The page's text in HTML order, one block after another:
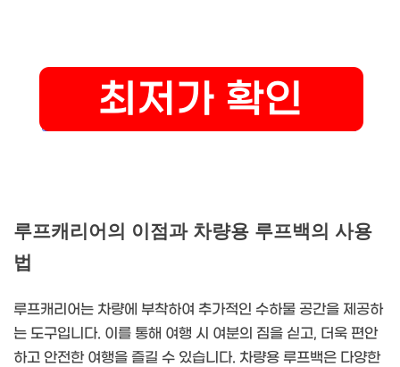
루프캐리어의 이점과 차량용 루프백의 사용
법
루프캐리어는 차량에 부착하여 추가적인 수하물 공간을 제공하
는 도구입니다. 이를 통해 여행 시 여분의 짐을 싣고, 더욱 편안
하고 안전한 여행을 즐길 수 있습니다. 차량용 루프백은 다양한